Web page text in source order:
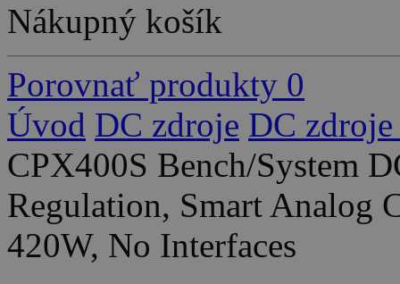
Nákupný košík
Porovnať produkty 0
Úvod DC zdroje DC
CPX400S Bench/System
Regulation, Smart Analog
420W, No Interfaces